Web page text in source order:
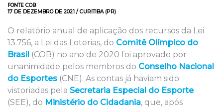
FONTE COB
17 DE DEZEMBRO DE 2021 / CURITIBA (PR)
O relatório anual de aplicação dos recursos da Lei
13.756, a Lei das Loterias, do Comitê Olímpico do
Brasil (COB) no ano de 2020 foi aprovado por
unanimidade pelos membros do Conselho Nacional
do Esportes (CNE). As contas já haviam sido
vistoriadas pela Secretaria Especial do Esporte
(SEE), do Ministério do Cidadania, que, após